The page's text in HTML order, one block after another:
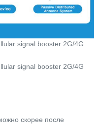
скорее после